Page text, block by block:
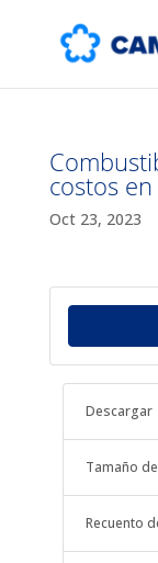
costos
Oct 23, 2023
Descargar
Tamaño
Recuento